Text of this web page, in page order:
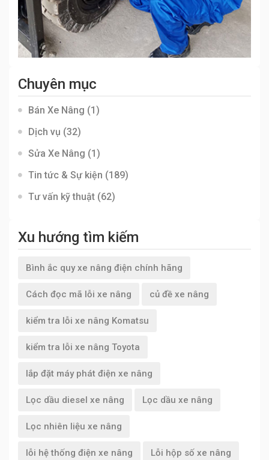
Chuyên mục
Bán Xe Nâng (1)
Dịch vụ (32)
Sửa Xe Nâng (1)
Tin tức & Sự kiện (189)
Tư vấn kỹ thuật (62)
Xu hướng tìm kiếm
Bình ắc quy xe nâng điện chính hãng
Cách đọc mã lỗi xe nâng củ đề xe nâng
kiểm tra lỗi xe nâng Komatsu
kiểm tra lỗi xe nâng Toyota
lắp đặt máy phát điện xe nâng
Lọc dầu diesel xe nâng Lọc dầu xe nâng
Lọc nhiên liệu xe nâng
lỗi hệ thống điện xe nâng Lỗi hộp số xe nâng